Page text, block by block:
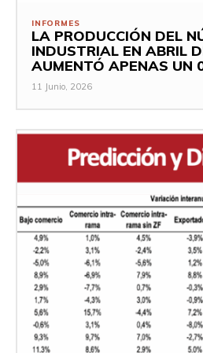
INFORMES
LA PRODUCCIÓN DEL
INDUSTRIAL EN ABRIL
AUMENTÓ APENAS UN
11 Junio, 2026